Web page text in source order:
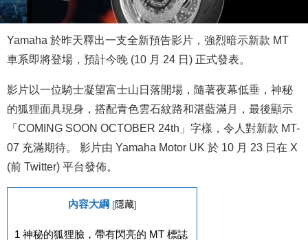
Yamaha 於昨天釋出一支全新預告影片，強烈暗示新款 MT
車系即將登場，預計今晚 (10 月 24 日) 正式發表。
影片以一位騎士凝望富士山日落開場，隨著夜幕低垂，神秘
的狐狸面具現身，搭配青色雲石紋路和湛藍滿月，最後顯示
「COMING SOON OCTOBER 24th」字樣，令人對新款 MT-
07 充滿期待。 影片由 Yamaha Motor UK 於 10 月 23 日在 X
(前 Twitter) 平台發佈。
內容大綱 [隱藏]
1 神秘的狐狸臉，帶有閃亮的 MT 標誌